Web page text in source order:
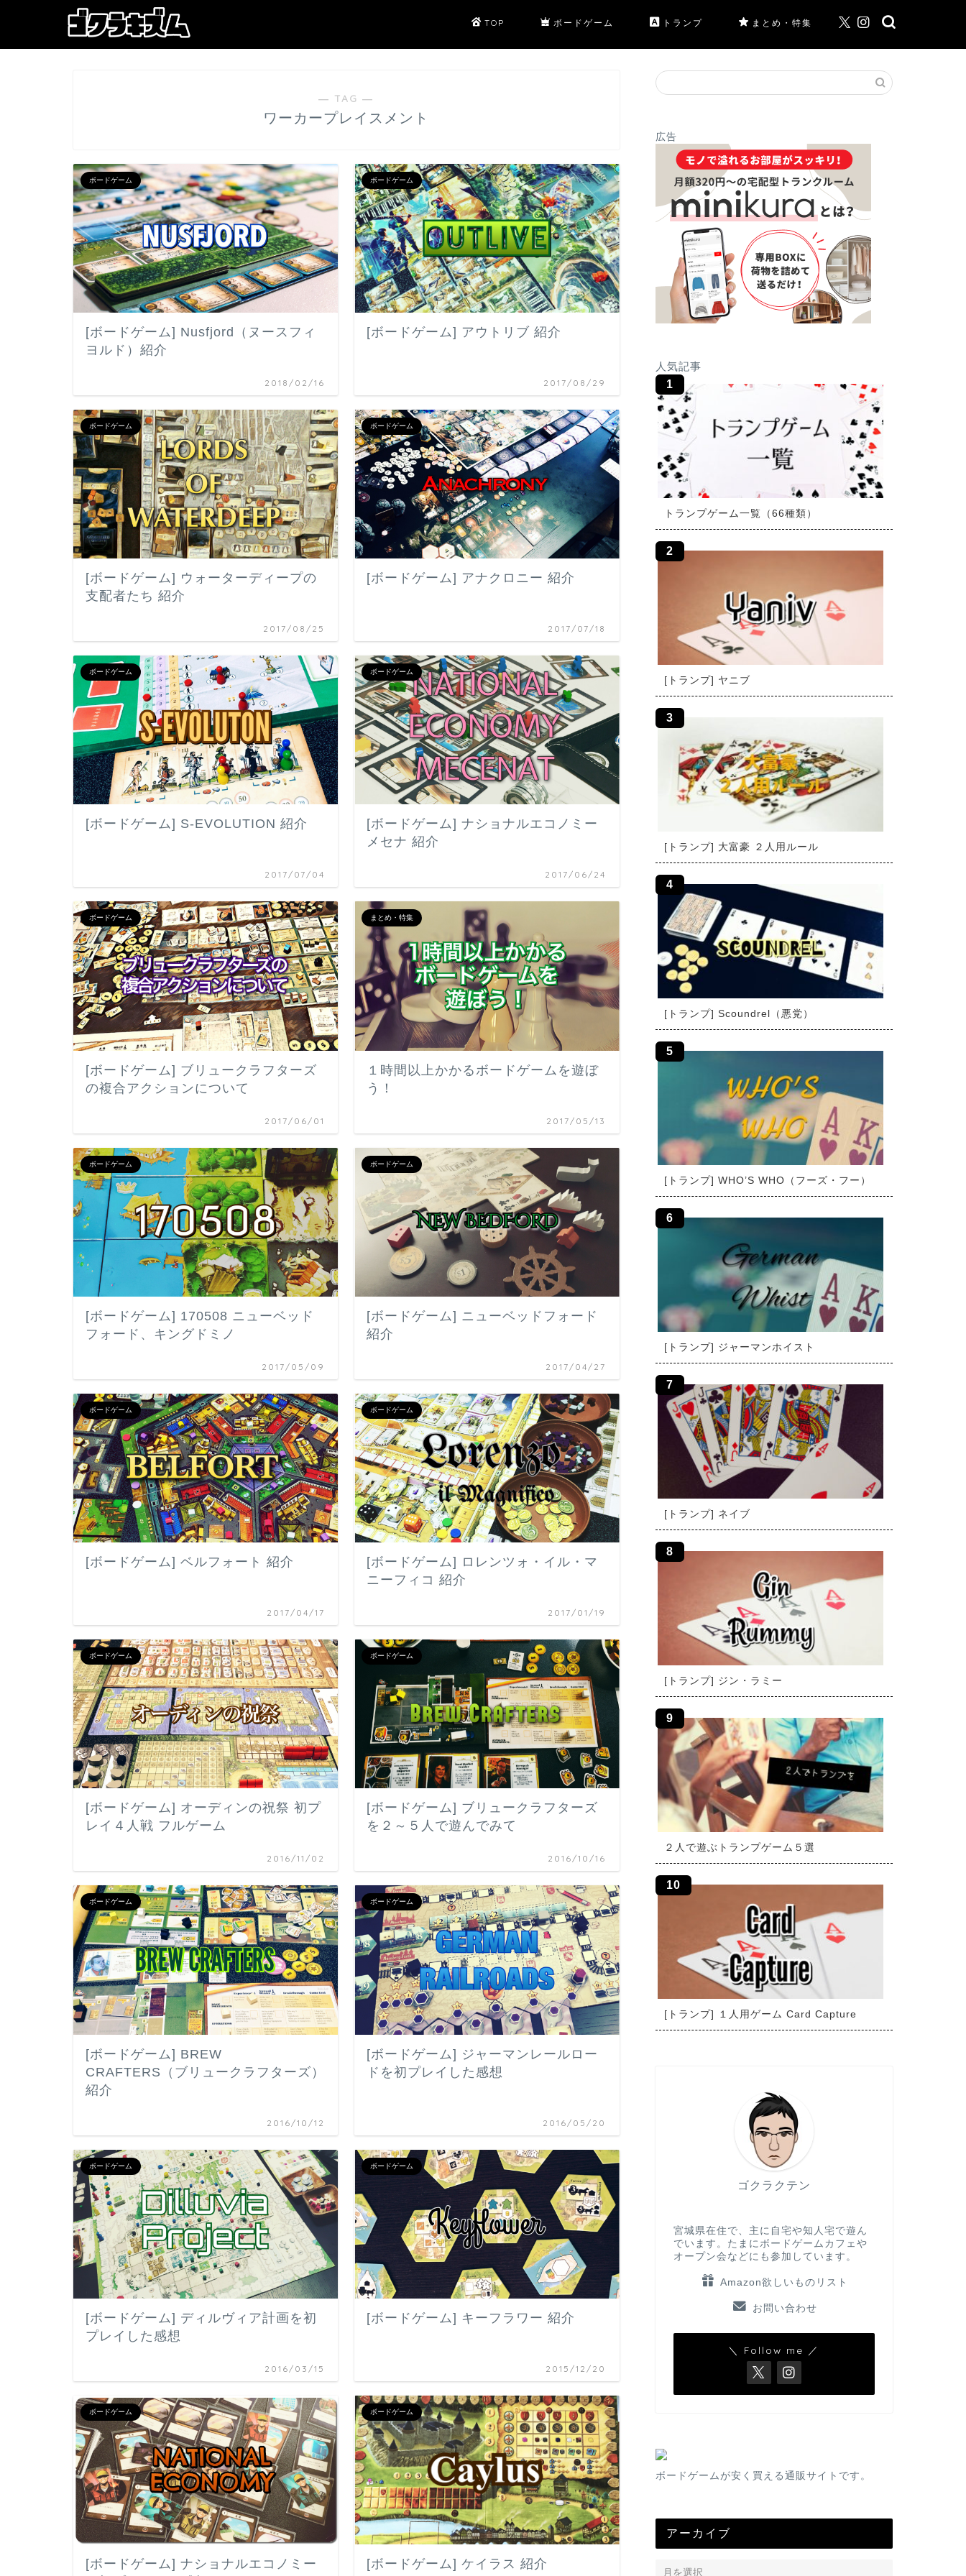
TOP ボードゲーム トランプ まとめ・特集
― TAG ―
ワーカープレイスメント
ボードゲーム
[ボードゲーム] Nusfjord（ヌースフィ
ヨルド）紹介
2018/02/16
ボードゲーム
[ボードゲーム] アウトリブ 紹介
2017/08/29
ボードゲーム
[ボードゲーム] ウォーターディープの
支配者たち 紹介
2017/08/25
ボードゲーム
[ボードゲーム] アナクロニー 紹介
2017/07/18
ボードゲーム
[ボードゲーム] S-EVOLUTION 紹介
2017/07/04
ボードゲーム
[ボードゲーム] ナショナルエコノミー
メセナ 紹介
2017/06/24
ボードゲーム
[ボードゲーム] ブリュークラフターズ
の複合アクションについて
2017/06/01
まとめ・特集
１時間以上かかるボードゲームを遊ぼ
う！
2017/05/13
ボードゲーム
[ボードゲーム] 170508 ニューベッド
フォード、キングドミノ
2017/05/09
ボードゲーム
[ボードゲーム] ニューベッドフォード
紹介
2017/04/27
ボードゲーム
[ボードゲーム] ベルフォート 紹介
2017/04/17
ボードゲーム
[ボードゲーム] ロレンツォ・イル・マ
ニーフィコ 紹介
2017/01/19
ボードゲーム
[ボードゲーム] オーディンの祝祭 初プ
レイ４人戦 フルゲーム
2016/11/02
ボードゲーム
[ボードゲーム] ブリュークラフターズ
を２～５人で遊んでみて
2016/10/16
ボードゲーム
[ボードゲーム] BREW
CRAFTERS（ブリュークラフターズ）
紹介
2016/10/12
ボードゲーム
[ボードゲーム] ジャーマンレールロー
ドを初プレイした感想
2016/05/20
ボードゲーム
[ボードゲーム] ディルヴィア計画を初
プレイした感想
2016/03/15
ボードゲーム
[ボードゲーム] キーフラワー 紹介
2015/12/20
ボードゲーム
[ボードゲーム] ナショナルエコノミー
ボードゲーム
[ボードゲーム] ケイラス 紹介
広告
人気記事
トランプゲーム一覧（66種類）
[トランプ] ヤニブ
[トランプ] 大富豪 ２人用ルール
[トランプ] Scoundrel（悪党）
[トランプ] WHO’S WHO（フーズ・フー）
[トランプ] ジャーマンホイスト
[トランプ] ネイブ
[トランプ] ジン・ラミー
２人で遊ぶトランプゲーム５選
[トランプ] １人用ゲーム Card Capture
ゴクラクテン
宮城県在住で、主に自宅や知人宅で遊ん
でいます。たまにボードゲームカフェや
オープン会などにも参加しています。
Amazon欲しいものリスト
お問い合わせ
＼ Follow me ／
ボードゲームが安く買える通販サイトです。
アーカイブ